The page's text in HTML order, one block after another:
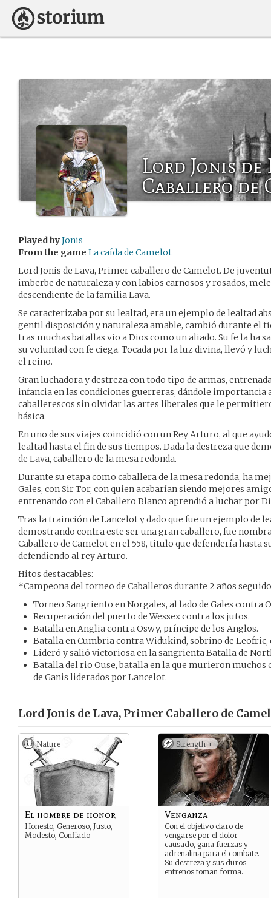
Lord Jonis de
Caballero de
Played byJonis
From the game La caída de Camelot
Lord Jonis de Lava, Primer caballero de Camelot. De
imberbe de naturaleza y con labios carnosos y rosados,
descendiente de la familia Lava.
Se caracterizaba por su lealtad, era un ejemplo de lealtad
gentil disposición y naturaleza amable, cambió durante el
tras muchas batallas vio a Dios como un aliado. Su fe la ha
su voluntad con fe ciega. Tocada por la luz divina, llevó y
el reino.
Gran luchadora y destreza con todo tipo de armas, entrenada
infancia en las condiciones guerreras, dándole importancia
caballerescos sin olvidar las artes liberales que le
básica.
En uno de sus viajes coincidió con un Rey Arturo, al que
lealtad hasta el fin de sus tiempos. Dada la destreza que
de Lava, caballero de la mesa redonda.
Durante su etapa como caballera de la mesa redonda, ha
Gales, con Sir Tor, con quien acabarían siendo mejores
entrenando con el Caballero Blanco aprendió a luchar por
Tras la trainción de Lancelot y dado que fue un ejemplo de
demostrando contra este ser una gran caballero, fue
Caballero de Camelot en el 558, titulo que defendería hasta
defendiendo al rey Arturo.
Hitos destacables:
*Campeona del torneo de Caballeros durante 2 años
Torneo Sangriento en Norgales, al lado de Gales contra
Recuperación del puerto de Wessex contra los jutos.
Batalla en Anglia contra Oswy, príncipe de los Anglos.
Batalla en Cumbria contra Widukind, sobrino de
Lideró y salió victoriosa en la sangrienta Batalla de
Batalla del rio Ouse, batalla en la que murieron muchos
de Ganis liderados por Lancelot.
Lord Jonis de Lava, Primer Caballero de
Nature
El hombre de honor
Honesto, Generoso, Justo,
Modesto, Confiado
Strength +
Venganza
Con el objetivo claro de
vengarse por el dolor
causado, gana fuerzas y
adrenalina para el combate.
Su destreza y sus duros
entrenos toman forma.